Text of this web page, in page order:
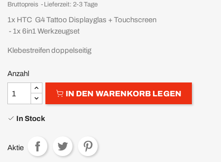
Bruttopreis Lieferzeit: 2-3 Tage
1x HTC G4 Tattoo Displayglas + Touchscreen
- 1x 6in1 Werkzeugset
Klebestreifen doppelseitig
Anzahl
IN DEN WARENKORB LEGEN
In Stock
Aktie